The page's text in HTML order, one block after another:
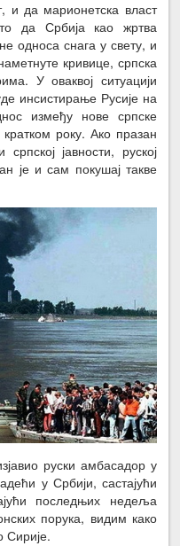
и да марионетска власт
да Србија као жртва
односа снага у свету, и
кривице, српска
У оваквој ситуацији
инсистирање Русије на
између нове српске
року. Ако празан
јавности, руској
је и сам покушај такве
руски амбасадор у
у Србији, састајући
последњих недеља
порука, видим како
Сирије.